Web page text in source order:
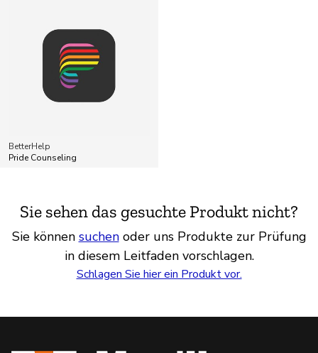
BetterHelp
Pride Counseling
Sie sehen das gesuchte Produkt nicht?
Sie können suchenoder uns Produkte zur Prüfung
in diesem Leitfaden vorschlagen.
Schlagen Sie hier ein Produkt vor.